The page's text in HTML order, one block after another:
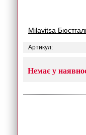
Milavitsa
Артикул:
Немає у